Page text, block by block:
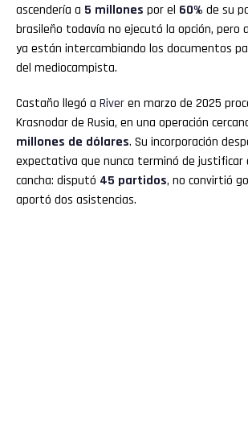
ascendería a 5 millones por el 60% de su
brasileño todavía no ejecutó la opción, pero
ya están intercambiando los documentos
del mediocampista.
Castaño llegó a Riveren marzo de 2025
Krasnodar de Rusia, en una operación
millones de dólares. Su incorporación
expectativa que nunca terminó de justificar
cancha: disputó 45 partidos, no convirtió
aportó dos asistencias.